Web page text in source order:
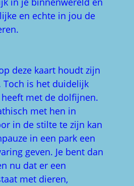
en echte in jou de
deze kaart houdt zijn
Toch is het duidelijk
met de dolfijnen.
met hen in
in de stilte te zijn kan
in een park een
geven. Je bent dan
nu dat er een
met dieren,